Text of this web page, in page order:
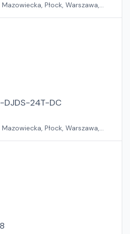
Płock, Warszawa,
DJDS-24T-DC
Płock, Warszawa,